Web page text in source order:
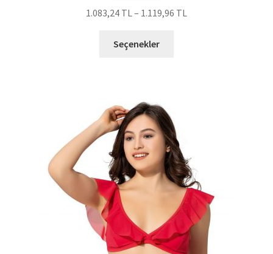
1.083,24 TL– 1.119,96 TL
Seçenekler
Seçenekler
ürün
sayfasından
seçilebilir